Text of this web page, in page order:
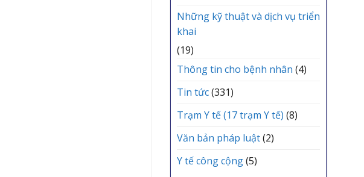
Những kỹ thuật và dịch vụ triển
khai
(19)
Thông tin cho bệnh nhân (4)
Tin tức(331)
Trạm Y tế (17 trạm Y tế) (8)
Văn bản pháp luật(2)
Y tế công cộng(5)